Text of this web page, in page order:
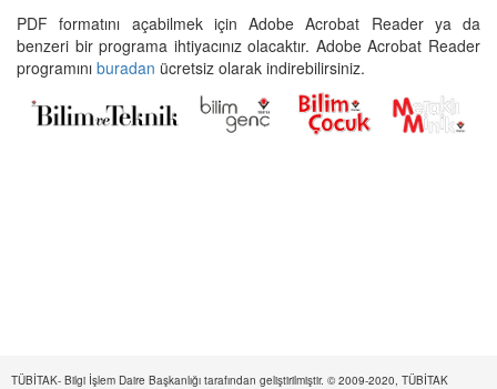
PDF formatını açabilmek için Adobe Acrobat Reader ya da
benzeri bir programa ihtiyacınız olacaktır. Adobe Acrobat Reader
programını buradan ücretsiz olarak indirebilirsiniz.
TÜBİTAK- Bilgi İşlem Daire Başkanlığı tarafından geliştirilmiştir. © 2009-2020, TÜBİTAK